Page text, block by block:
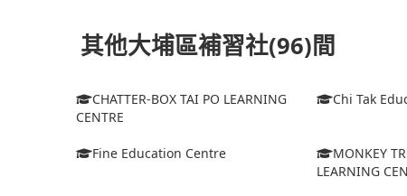
其他大埔區補習社(96)間
CHATTER-BOX TAI PO LEARNING
CENTRE
Chi Tak
Fine Education Centre
MONKEY
LEARNING